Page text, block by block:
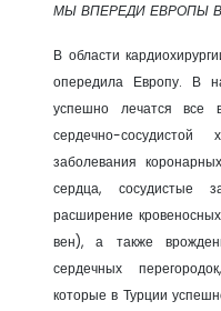
МЫ ВПЕРЕДИ ЕВРОПЫ
В области
опередила Европу. В
успешно лечатся все
сердечно-
заболевания
сердца, сосудистые
расширение
вен), а также
сердечных
которые в Турции